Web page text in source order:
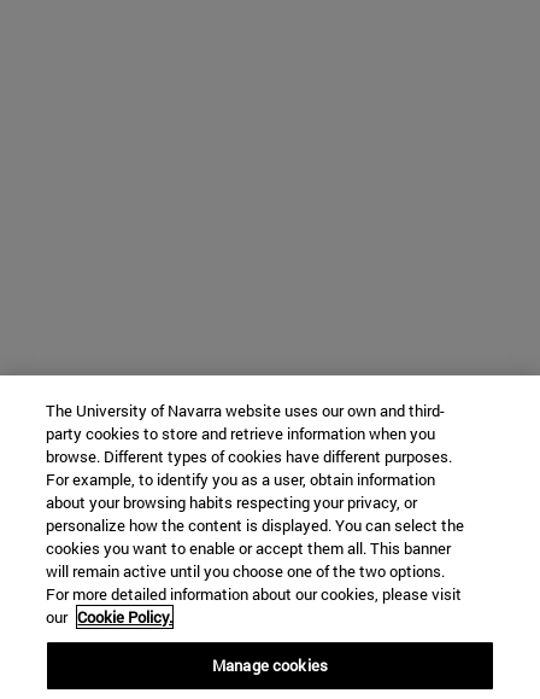
The University of Navarra website uses our own and third-
party cookies to store and retrieve information when you
browse. Different types of cookies have different purposes.
For example, to identify you as a user, obtain information
about your browsing habits respecting your privacy, or
personalize how the content is displayed. You can select the
cookies you want to enable or accept them all. This banner
will remain active until you choose one of the two options.
For more detailed information about our cookies, please visit
our Cookie Policy.
Manage cookies